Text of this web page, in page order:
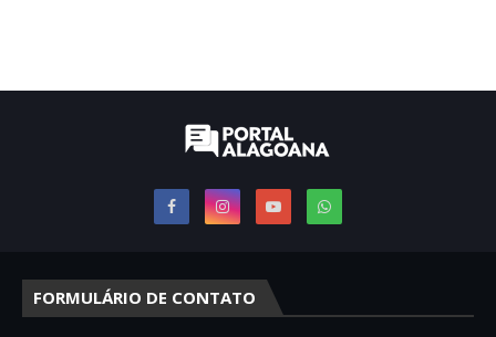
FORMULÁRIO DE CONTATO